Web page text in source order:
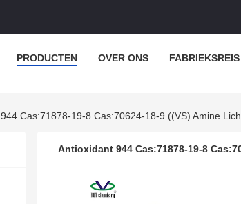
PRODUCTEN OVER ONS FABRIEKSREIS
Cas:71878-19-8 Cas:70624-18-9 ((VS) Amine
Antioxidant 944 Cas:71878-19-8